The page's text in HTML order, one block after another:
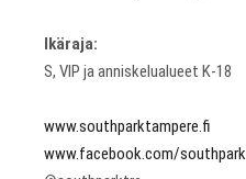
Ikäraja:
S, VIP ja anniskelualueet K-18
www.southparktampere.fi
www.facebook.com/